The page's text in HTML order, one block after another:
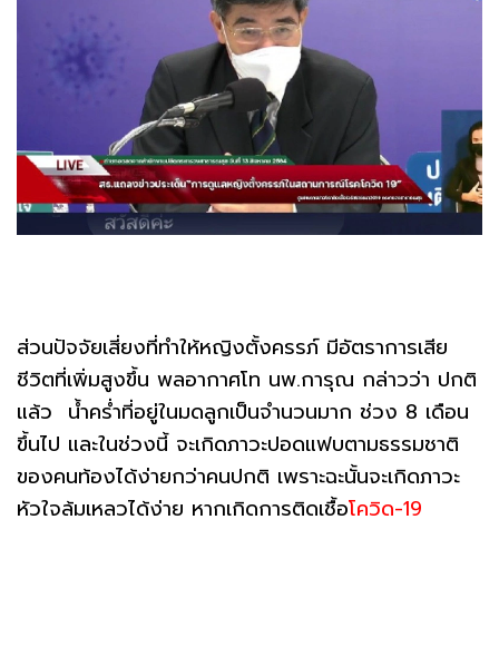
ส่วนปัจจัยเสี่ยงที่ทำให้หญิงตั้งครรภ์ มีอัตราการเสีย
ชีวิตที่เพิ่มสูงขึ้น พลอากาศโท นพ.การุณ กล่าวว่า ปกติ
แล้ว น้ำคร่ำที่อยู่ในมดลูกเป็นจำนวนมาก ช่วง 8 เดือน
ขึ้นไป และในช่วงนี้ จะเกิดภาวะปอดแฟบตามธรรมชาติ
ของคนท้องได้ง่ายกว่าคนปกติ เพราะฉะนั้นจะเกิดภาวะ
หัวใจล้มเหลวได้ง่าย หากเกิดการติดเชื้อโควิด-19